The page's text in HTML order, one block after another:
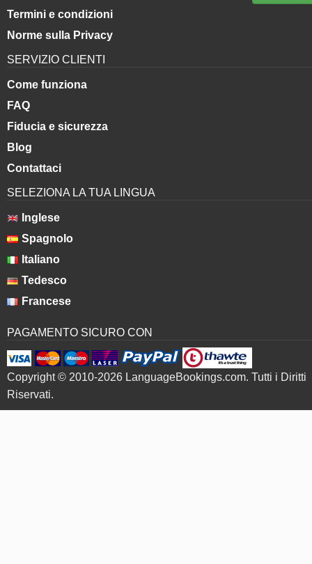
Termini e condizioni
Norme sulla Privacy
SERVIZIO CLIENTI
Come funziona
FAQ
Fiducia e sicurezza
Blog
Contattaci
SELEZIONA LA TUA LINGUA
Inglese
Spagnolo
Italiano
Tedesco
Francese
PAGAMENTO SICURO CON
Copyright © 2010-2026 LanguageBookings.com. Tutti i Diritti
Riservati.